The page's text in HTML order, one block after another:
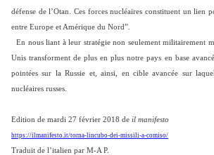
défense de l’Otan. Ces forces nucléaires constituent un lien
entre Europe et Amérique du Nord”.
En nous liant à leur stratégie non seulement militairement
Unis transforment de plus en plus notre pays en base
pointées sur la Russie et, ainsi, en cible avancée sur
nucléaires russes.
Edition de mardi 27 février 2018 de il manifesto
https://ilmanifesto.it/torna-lincubo-dei-missili-a-comiso/
Traduit de l’italien par M-A P.